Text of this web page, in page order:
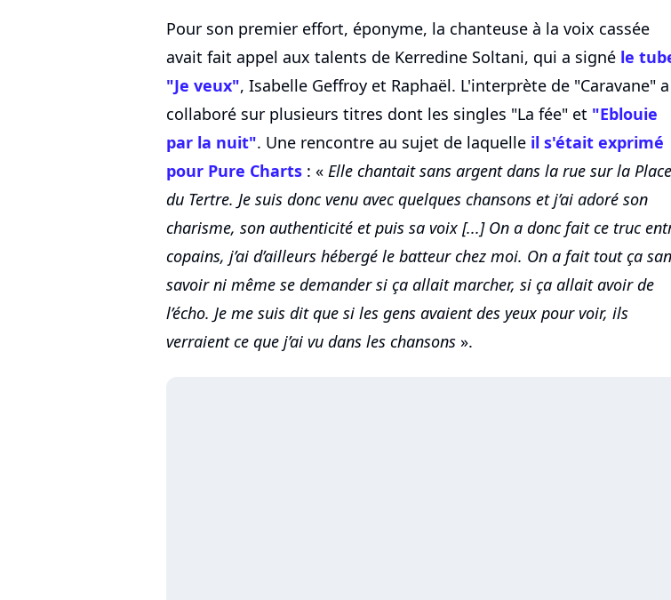
Pour son premier effort, éponyme, la chanteuse à la voix cassée
avait fait appel aux talents de Kerredine Soltani, qui a signé le
"Je veux", Isabelle Geffroy et Raphaël. L'interprète de "Caravane" a
collaboré sur plusieurs titres dont les singles "La fée" et "Eblouie
par la nuit". Une rencontre au sujet de laquelle il s'était exprimé
pour Pure Charts : « Elle chantait sans argent dans la rue sur la Place
du Tertre. Je suis donc venu avec quelques chansons et j’ai adoré son
charisme, son authenticité et puis sa voix [...] On a donc fait ce truc
copains, j’ai d’ailleurs hébergé le batteur chez moi. On a fait tout ça
savoir ni même se demander si ça allait marcher, si ça allait avoir de
l’écho. Je me suis dit que si les gens avaient des yeux pour voir, ils
verraient ce que j’ai vu dans les chansons ».